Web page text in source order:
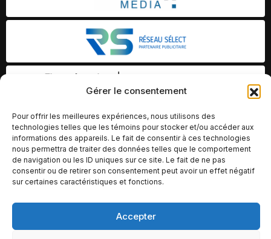
Gérer le consentement
Pour offrir les meilleures expériences, nous utilisons des
technologies telles que les témoins pour stocker et/ou accéder aux
informations des appareils. Le fait de consentir à ces technologies
nous permettra de traiter des données telles que le comportement
de navigation ou les ID uniques sur ce site. Le fait de ne pas
consentir ou de retirer son consentement peut avoir un effet négatif
sur certaines caractéristiques et fonctions.
Accepter
© Copyright 2026 – Altomédia Inc |